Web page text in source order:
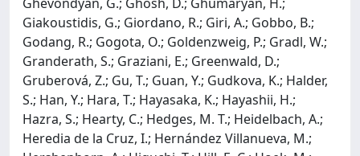
Giakoustidis, G.; Giordano, R.; Giri, A.; Gobbo, B.;
Godang, R.; Gogota, O.; Goldenzweig, P.; Gradl, W.;
Granderath, S.; Graziani, E.; Greenwald, D.;
Gruberová, Z.; Gu, T.; Guan, Y.; Gudkova, K.; Halder,
S.; Han, Y.; Hara, T.; Hayasaka, K.; Hayashii, H.;
Hazra, S.; Hearty, C.; Hedges, M. T.; Heidelbach, A.;
Heredia de la Cruz, I.; Hernández Villanueva, M.;